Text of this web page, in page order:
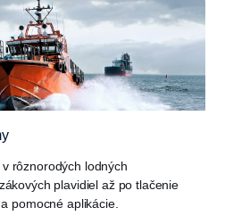
rôznorodých lodných
plavidiel až po tlačenie
pomocné aplikácie.